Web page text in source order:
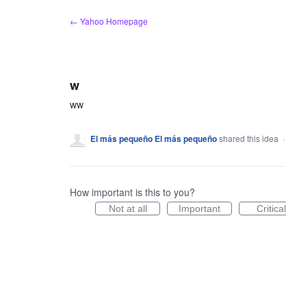
← Yahoo Homepage
w
ww
El más pequeño El más pequeñoshared this idea ·
How important is this to you?
Not at all Important Critical